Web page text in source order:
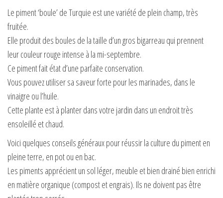
Le piment ‘boule’ de Turquie est une variété de plein champ, très
fruitée.
Elle produit des boules de la taille d’un gros bigarreau qui prennent
leur couleur rouge intense à la mi-septembre.
Ce piment fait état d’une parfaite conservation.
Vous pouvez utiliser sa saveur forte pour les marinades, dans le
vinaigre ou l’huile.
Cette plante est à planter dans votre jardin dans un endroit très
ensoleillé et chaud.
Voici quelques conseils généraux pour réussir la culture du piment en
pleine terre, en pot ou en bac.
Les piments apprécient un sol léger, meuble et bien drainé bien enrichi
en matière organique (compost et engrais). Ils ne doivent pas être